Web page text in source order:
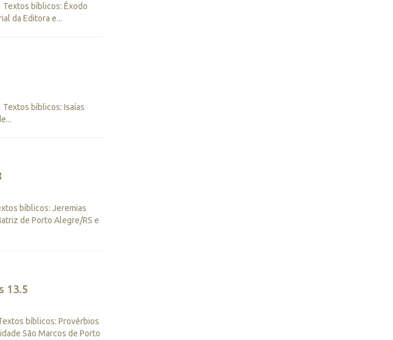
bíblicos: Êxodo
da Editora e...
bíblicos: Isaías
bíblicos: Jeremias
de Porto Alegre/RS e
13.5
bíblicos: Provérbios
São Marcos de Porto